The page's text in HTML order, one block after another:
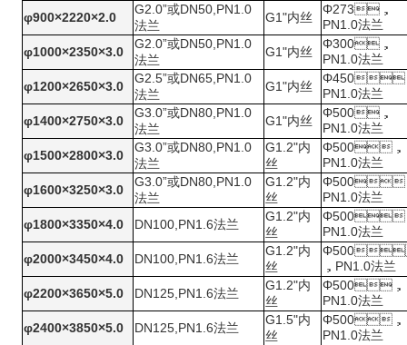
φ900×2220×2.0
G2.0”或DN50,PN1.0
法兰
G1"内丝
Φ273，
PN1.0法兰
φ1000×2350×3.0
G2.0”或DN50,PN1.0
法兰
G1"内丝
Φ300，
PN1.0法兰
φ1200×2650×3.0
G2.5”或DN65,PN1.0
法兰
G1"内丝
Φ450
PN1.0法兰
φ1400×2750×3.0
G3.0”或DN80,PN1.0
法兰
G1"内丝
Φ500，
PN1.0法兰
φ1500×2800×3.0
G3.0”或DN80,PN1.0
法兰
G1.2"内
丝
Φ500，
PN1.0法兰
φ1600×3250×3.0
G3.0”或DN80,PN1.0
法兰
G1.2"内
丝
Φ500
PN1.0法兰
φ1800×3350×4.0 DN100,PN1.6法兰
G1.2"内
丝
Φ500
PN1.0法兰
φ2000×3450×4.0 DN100,PN1.6法兰
G1.2"内
丝
Φ500
， PN1.0法兰
φ2200×3650×5.0 DN125,PN1.6法兰
G1.2"内
丝
Φ500，
PN1.0法兰
φ2400×3850×5.0 DN125,PN1.6法兰
G1.5"内
丝
Φ500，
PN1.0法兰